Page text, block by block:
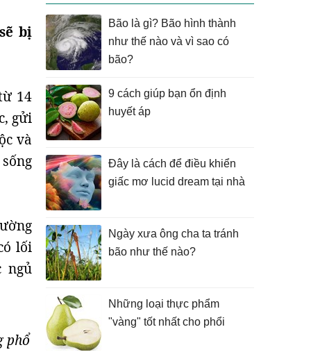
bị
14
gửi
và
lối
ngủ
phổ
Bão là gì? Bão hình thành
như thế nào và vì sao có
bão?
9 cách giúp bạn ổn định
huyết áp
Đây là cách để điều khiển
giấc mơ lucid dream tại nhà
Ngày xưa ông cha ta tránh
bão như thế nào?
Những loại thực phẩm
"vàng" tốt nhất cho phổi